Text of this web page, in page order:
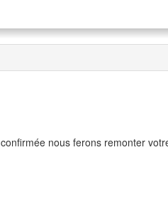
nous ferons remonter